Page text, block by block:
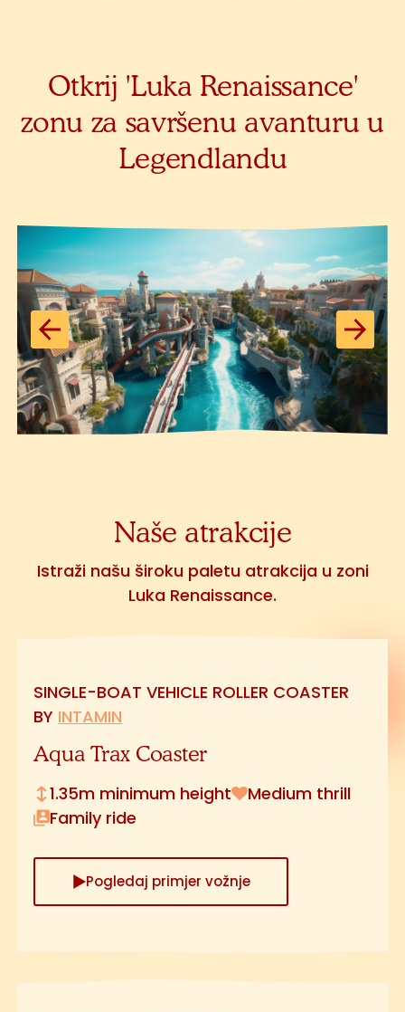
Otkrij 'Luka Renaissance'
zonu za savršenu avanturu u
Legendlandu
Naše atrakcije
Istraži našu široku paletu atrakcija u zoni
Luka Renaissance.
SINGLE-BOAT VEHICLE ROLLER COASTER
BY INTAMIN
Aqua Trax Coaster
1.35m minimum height
Medium thrill
Family ride
Pogledaj primjer vožnje